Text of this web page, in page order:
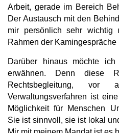
Arbeit, gerade im Bereich
Der Austausch mit den
mir persönlich sehr
Rahmen der
Darüber hinaus möchte
erwähnen. Denn diese
Rechtsbegleitung,
Verwaltungsverfahren ist
Möglichkeit für Menschen
Sie ist sinnvoll, sie ist lokal